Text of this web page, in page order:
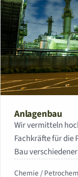
Anlagenbau
Wir vermitteln
Fachkräfte für die
Bau
Chemie /